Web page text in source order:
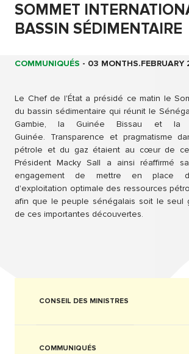
SOMMET
BASSIN SÉDIMENTAIRE
COMMUNIQUÉS - 03 MONTHS.FEBRUARY
Le Chef de l'État a présidé ce matin le
du bassin sédimentaire qui réunit le
Gambie, la Guinée Bissau et la
Guinée. Transparence et pragmatisme
pétrole et du gaz étaient au cœur de
Président Macky Sall a ainsi réaffirmé
engagement de mettre en place
d'exploitation optimale des ressources
afin que le peuple sénégalais soit le seul
de ces importantes découvertes.
CONSEIL DES MINISTRES
COMMUNIQUÉS